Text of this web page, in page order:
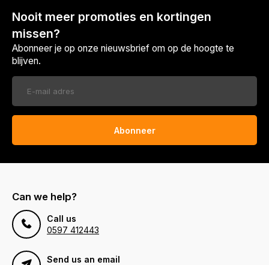
Nooit meer promoties en kortingen
missen?
Abonneer je op onze nieuwsbrief om op de hoogte te
blijven.
Abonneer
Can we help?
Call us
0597 412443
Send us an email